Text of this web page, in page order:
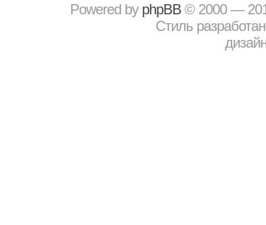
Powered by рhрBВ © 2000 —
Стиль